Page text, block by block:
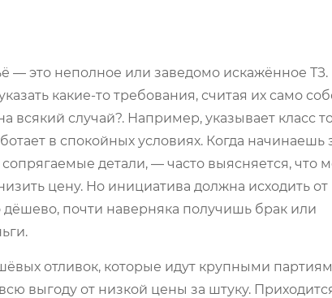
— это неполное или заведомо искажённое ТЗ.
какие-то требования, считая их само
случай?. Например, указывает класс
в спокойных условиях. Когда начинаешь
детали, — часто выясняется, что
цену. Но инициатива должна исходить от
дёшево, почти наверняка получишь брак или
отливок, которые идут крупными
выгоду от низкой цены за штуку.